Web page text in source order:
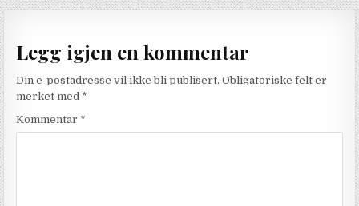
Legg igjen en kommentar
Din e-postadresse vil ikke bli publisert. Obligatoriske felt er
merket med *
Kommentar *